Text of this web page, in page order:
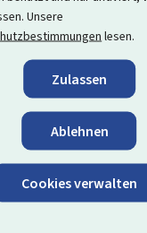
Unsere
lesen.
Zulassen
Ablehnen
Cookies verwalten
wonach Sie gesucht
gesucht?
Seite?